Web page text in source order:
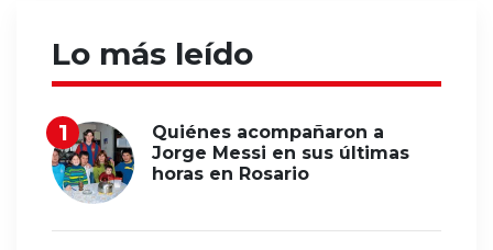
Lo más leído
Quiénes acompañaron a
Jorge Messi en sus últimas
horas en Rosario